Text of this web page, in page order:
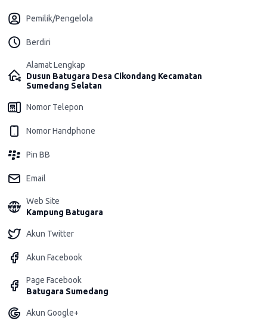
Pemilik/Pengelola
Berdiri
Alamat Lengkap
Dusun Batugara Desa Cikondang Kecamatan
Sumedang Selatan
Nomor Telepon
Nomor Handphone
Pin BB
Email
Web Site
Kampung Batugara
Akun Twitter
Akun Facebook
Page Facebook
Batugara Sumedang
Akun Google+